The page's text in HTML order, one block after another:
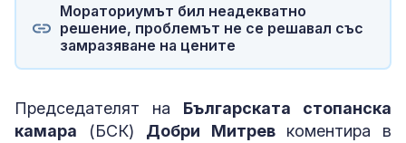
Мораториумът бил неадекватно
решение, проблемът не се решавал със
замразяване на цените
Председателят на Българската стопанска
камара (БСК) Добри Митрев коментира в